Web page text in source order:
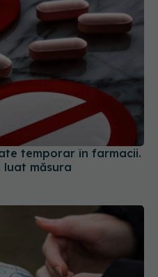
temporar în farmacii.
luat măsura